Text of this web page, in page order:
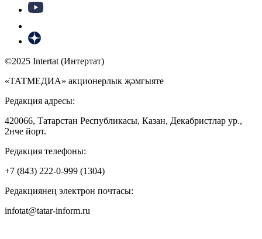
©2025 Intertat (Интертат)
«ТАТМЕДИА» акционерлык җәмгыяте
Редакция адресы:
420066, Татарстан Республикасы, Казан, Декабристлар ур.,
2нче йорт.
Редакция телефоны:
+7 (843) 222-0-999 (1304)
Редакциянең электрон почтасы:
infotat@tatar-inform.ru